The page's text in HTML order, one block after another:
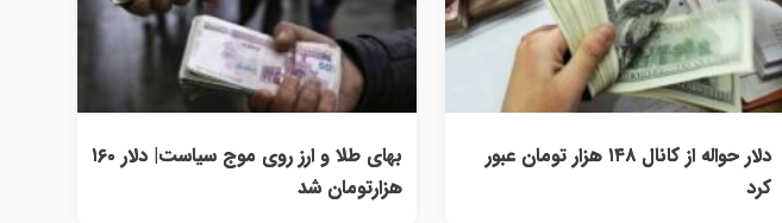
دلار حواله از کانال ۱۴۸ هزار تومان عبور
کرد
بهای طلا و ارز روی موج سیاست| دلار ۱۶۰
هزارتومان شد